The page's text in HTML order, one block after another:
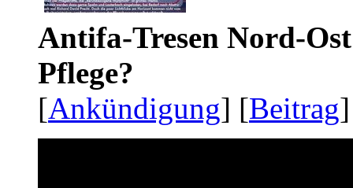
Antifa-Tresen Nord-
Pflege?
[Ankündigung] [Beitrag